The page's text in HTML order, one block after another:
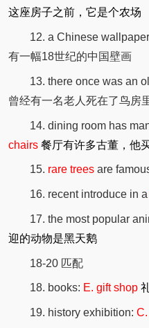
这座房子之前，它是个农场
12. a Chinese
有一幅18世纪的中国壁画
13. there once was an
曾经有一名老人死在了鸟房
14. dining room has
chairs 餐厅有许多古董，他
15. rare treesare
16. recent introduce in a
17. the most popular
迎的动物是黑天鹅
18-20 匹配
18. books: E. gift shop
19. history exhibition: